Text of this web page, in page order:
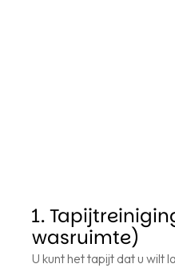
1.
wasruimte)
U kunt het tapijt dat u wilt